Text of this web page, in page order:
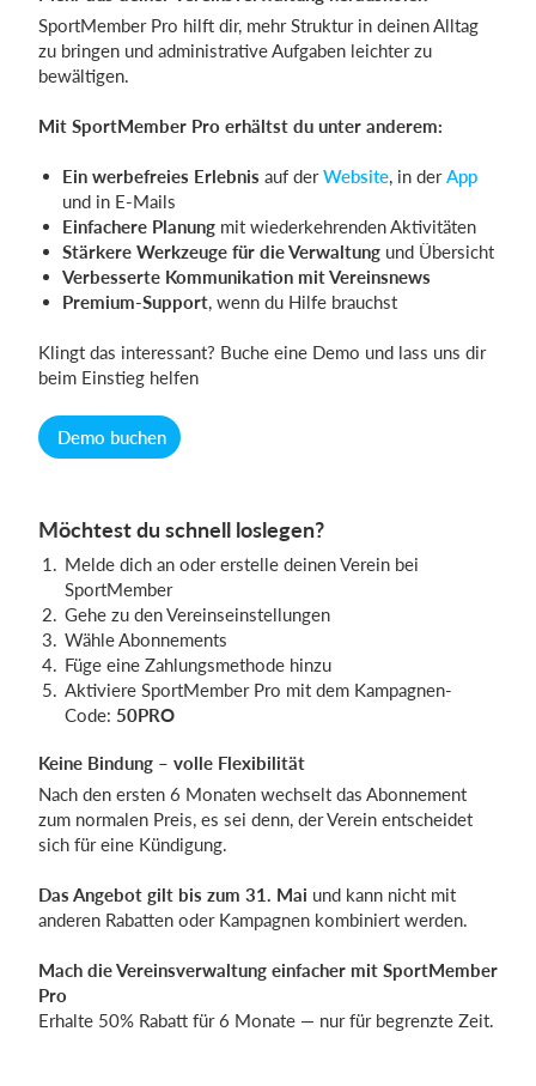
SportMember Pro hilft dir, mehr Struktur in deinen Alltag
zu bringen und administrative Aufgaben leichter zu
bewältigen.
Mit SportMember Pro erhältst du unter anderem:
Ein werbefreies Erlebnis auf derWebsite, in derApp
und in E-Mails
Einfachere Planung mit wiederkehrenden Aktivitäten
Stärkere Werkzeuge für die Verwaltung und Übersicht
Verbesserte Kommunikation mit Vereinsnews
Premium-Support, wenn du Hilfe brauchst
Klingt das interessant? Buche eine Demo und lass uns dir
beim Einstieg helfen
Demo buchen
Möchtest du schnell loslegen?
Melde dich an oder erstelle deinen Verein bei
SportMember
Gehe zu den Vereinseinstellungen
Wähle Abonnements
Füge eine Zahlungsmethode hinzu
Aktiviere SportMember Pro mit dem Kampagnen-
Code: 50PRO
Keine Bindung – volle Flexibilität
Nach den ersten 6 Monaten wechselt das Abonnement
zum normalen Preis, es sei denn, der Verein entscheidet
sich für eine Kündigung.
Das Angebot gilt bis zum 31. Mai und kann nicht mit
anderen Rabatten oder Kampagnen kombiniert werden.
Mach die Vereinsverwaltung einfacher mit SportMember
Pro
Erhalte 50% Rabatt für 6 Monate — nur für begrenzte Zeit.